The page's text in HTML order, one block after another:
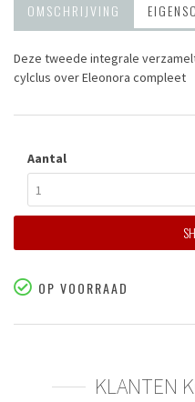
OMSCHRIJVING
Deze tweede integrale
cylclus over Eleonora compleet
Aantal
1
OP VOORRAAD
KLANTEN